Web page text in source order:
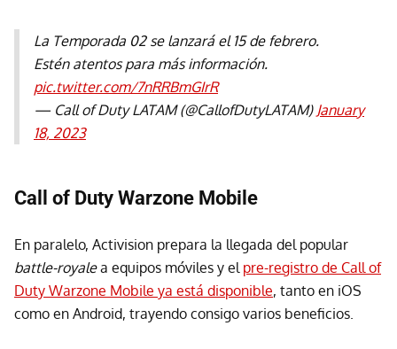
La Temporada 02 se lanzará el 15 de febrero.
Estén atentos para más información.
pic.twitter.com/7nRRBmGIrR
— Call of Duty LATAM (@CallofDutyLATAM) January
18, 2023
Call of Duty Warzone Mobile
En paralelo, Activision prepara la llegada del popular
battle-royalea equipos móviles y el pre-registro de Call of
Duty Warzone Mobile ya está disponible, tanto en iOS
como en Android, trayendo consigo varios beneficios.